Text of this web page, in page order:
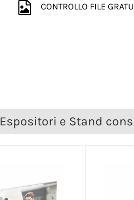
CONTROLLO FILE
Espositori e Stand